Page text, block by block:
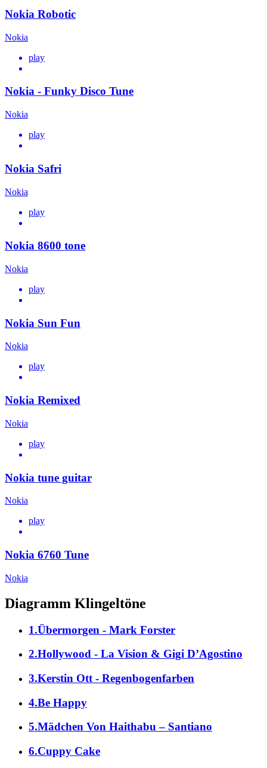
Nokia Robotic
Nokia
play
Nokia - Funky Disco Tune
Nokia
play
Nokia Safri
Nokia
play
Nokia 8600 tone
Nokia
play
Nokia Sun Fun
Nokia
play
Nokia Remixed
Nokia
play
Nokia tune guitar
Nokia
play
Nokia 6760 Tune
Nokia
Diagramm Klingeltöne
1.Übermorgen - Mark Forster
2.Hollywood - La Vision & Gigi D’Agostino
3.Kerstin Ott - Regenbogenfarben
4.Be Happy
5.Mädchen Von Haithabu – Santiano
6.Cuppy Cake